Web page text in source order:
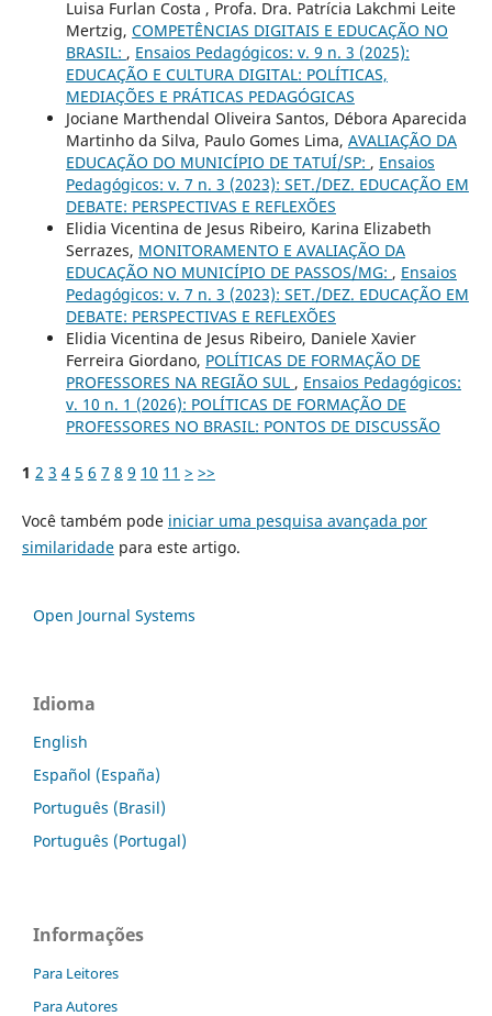
Luisa Furlan Costa , Profa. Dra. Patrícia Lakchmi Leite
Mertzig, COMPETÊNCIAS DIGITAIS E EDUCAÇÃO NO
BRASIL: , Ensaios Pedagógicos: v. 9 n. 3 (2025):
EDUCAÇÃO E CULTURA DIGITAL: POLÍTICAS,
MEDIAÇÕES E PRÁTICAS PEDAGÓGICAS
Jociane Marthendal Oliveira Santos, Débora Aparecida
Martinho da Silva, Paulo Gomes Lima, AVALIAÇÃO DA
EDUCAÇÃO DO MUNICÍPIO DE TATUÍ/SP: , Ensaios
Pedagógicos: v. 7 n. 3 (2023): SET./DEZ. EDUCAÇÃO EM
DEBATE: PERSPECTIVAS E REFLEXÕES
Elidia Vicentina de Jesus Ribeiro, Karina Elizabeth
Serrazes, MONITORAMENTO E AVALIAÇÃO DA
EDUCAÇÃO NO MUNICÍPIO DE PASSOS/MG: , Ensaios
Pedagógicos: v. 7 n. 3 (2023): SET./DEZ. EDUCAÇÃO EM
DEBATE: PERSPECTIVAS E REFLEXÕES
Elidia Vicentina de Jesus Ribeiro, Daniele Xavier
Ferreira Giordano, POLÍTICAS DE FORMAÇÃO DE
PROFESSORES NA REGIÃO SUL , Ensaios Pedagógicos:
v. 10 n. 1 (2026): POLÍTICAS DE FORMAÇÃO DE
PROFESSORES NO BRASIL: PONTOS DE DISCUSSÃO
1 2 3 4 5 6 7 8 9 10 11 > >>
Você também pode iniciar uma pesquisa avançada por
similaridadepara este artigo.
Open Journal Systems
Idioma
English
Español (España)
Português (Brasil)
Português (Portugal)
Informações
Para Leitores
Para Autores